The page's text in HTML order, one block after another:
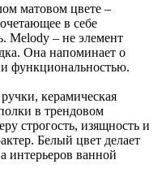
матовом цвете –
в себе
Melody – не элемент
Она напоминает о
функциональностью.
керамическая
в трендовом
строгость, изящность и
Белый цвет делает
интерьеров ванной